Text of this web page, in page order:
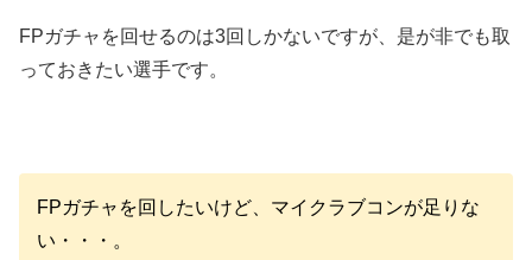
FPガチャを回せるのは3回しかないですが、是が非でも取
っておきたい選手です。
FPガチャを回したいけど、マイクラブコンが足りな
い・・・。